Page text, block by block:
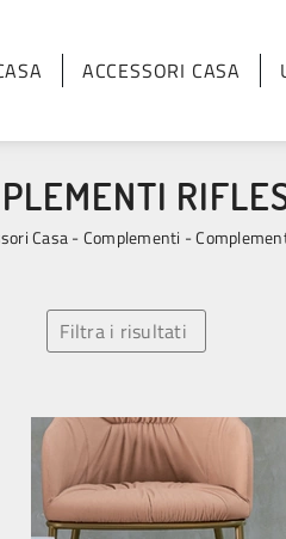
ACCESSORI CASA
Casa-Complementi -
Filtra i risultati